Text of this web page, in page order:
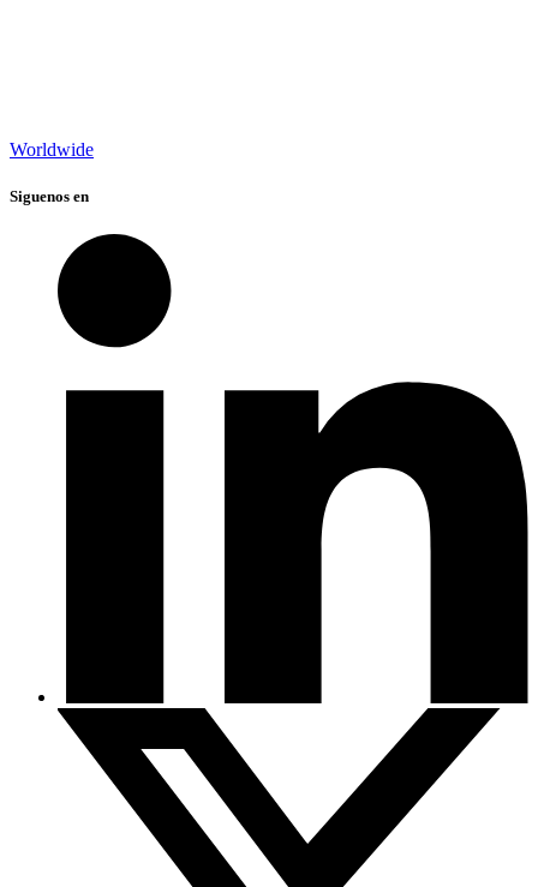
Worldwide
Siguenos en